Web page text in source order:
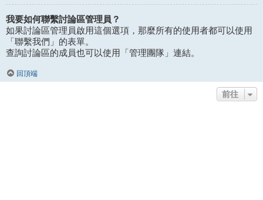
我要如何聯繫討論區管理員？
如果討論區管理員啟用這個選項，那麼所有的使用者都可以使用
「聯繫我們」的表單。
查詢討論區的成員也可以使用「管理團隊」連結。
回頂端
前往